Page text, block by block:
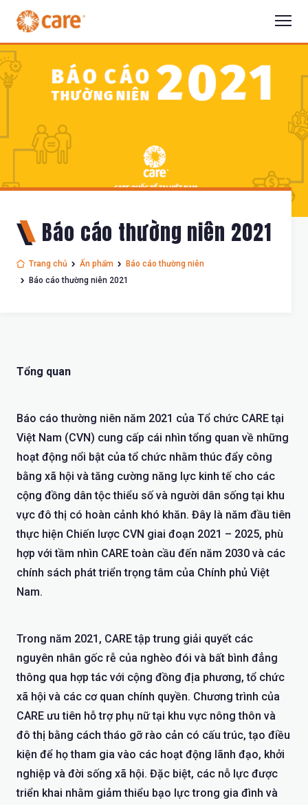
Báo cáo thường niên 2021
Trang chủ Ấn phẩm
Báo cáo thường niên
Báo cáo thường niên 2021
Tổng quan
Báo cáo thường niên năm 2021 của Tổ chức CARE tại
Việt Nam (CVN) cung cấp cái nhìn tổng quan về những
hoạt động nổi bật của tổ chức nhằm thúc đẩy công
bằng xã hội và tăng cường năng lực kinh tế cho các
cộng đồng dân tộc thiểu số và người dân sống tại khu
vực đô thị có hoàn cảnh khó khăn. Đây là năm đầu tiên
thực hiện Chiến lược CVN giai đoạn 2021 – 2025, phù
hợp với tầm nhìn CARE toàn cầu đến năm 2030 và các
chính sách phát triển trọng tâm của Chính phủ Việt
Nam.
Trong năm 2021, CARE tập trung giải quyết các
nguyên nhân gốc rễ của nghèo đói và bất bình đẳng
thông qua hợp tác với cộng đồng địa phương, tổ chức
xã hội và các cơ quan chính quyền. Chương trình của
CARE ưu tiên hỗ trợ phụ nữ tại khu vực nông thôn và
đô thị bằng cách tháo gỡ rào cản có cấu trúc, tạo điều
kiện để họ tham gia vào các hoạt động lãnh đạo, khởi
nghiệp và đời sống xã hội. Đặc biệt, các nỗ lực được
triển khai nhằm giảm thiểu bạo lực trong gia đình và